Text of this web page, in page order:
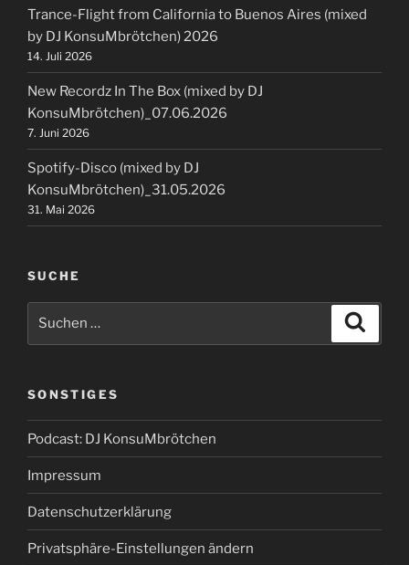
Trance-Flight from California to Buenos Aires (mixed
by DJ KonsuMbrötchen) 2026
14. Juli 2026
New Recordz In The Box (mixed by DJ
KonsuMbrötchen)_07.06.2026
7. Juni 2026
Spotify-Disco (mixed by DJ
KonsuMbrötchen)_31.05.2026
31. Mai 2026
SUCHE
SONSTIGES
Podcast: DJ KonsuMbrötchen
Impressum
Datenschutzerklärung
Privatsphäre-Einstellungen ändern